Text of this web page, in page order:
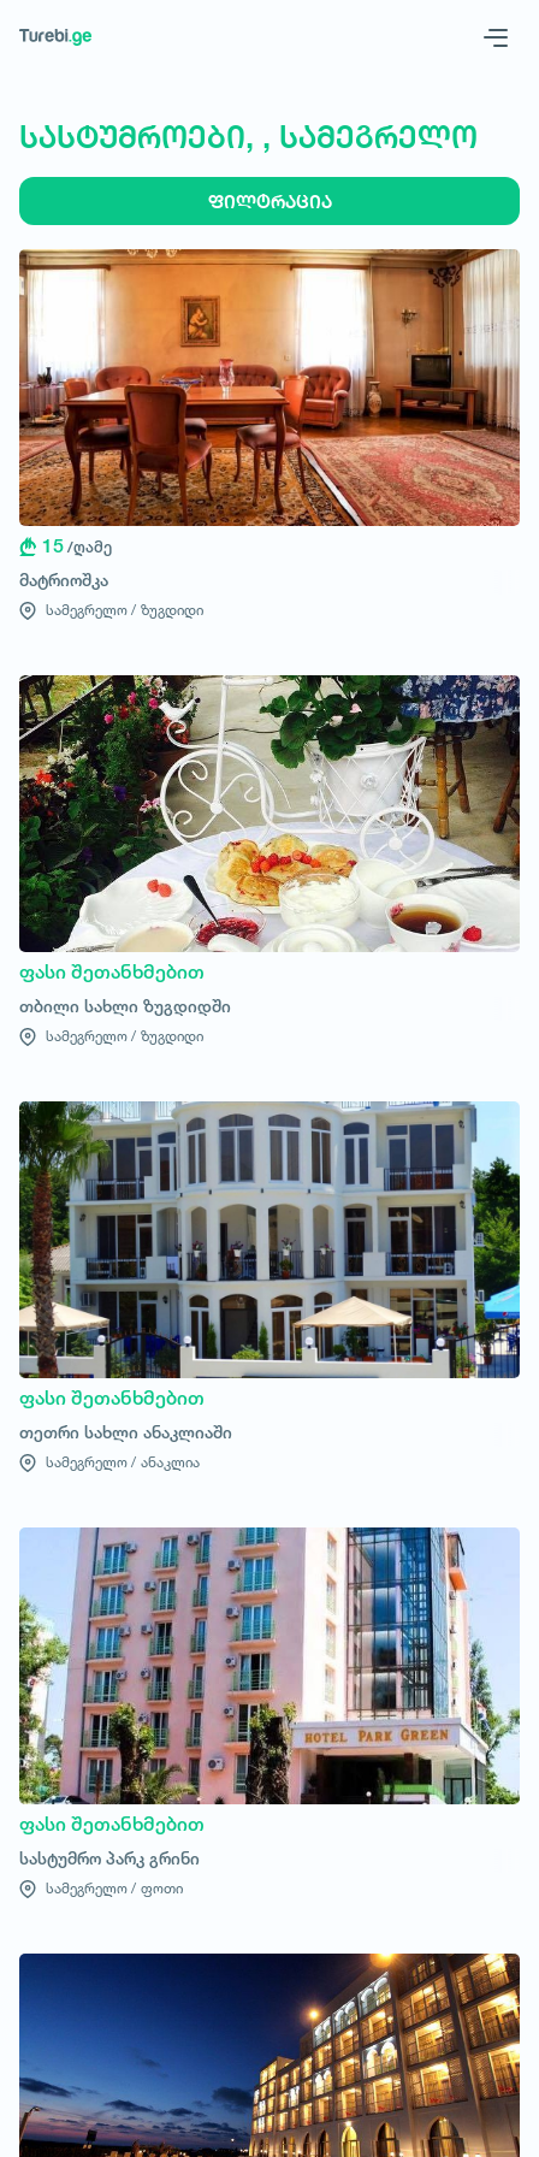
სასტუმროები, , სამეგრელო
ფილტრაცია
15 /ღამე
მატრიოშკა
სამეგრელო / ზუგდიდი
ფასი შეთანხმებით
თბილი სახლი ზუგდიდში
სამეგრელო / ზუგდიდი
ფასი შეთანხმებით
თეთრი სახლი ანაკლიაში
სამეგრელო / ანაკლია
ფასი შეთანხმებით
სასტუმრო პარკ გრინი
სამეგრელო / ფოთი